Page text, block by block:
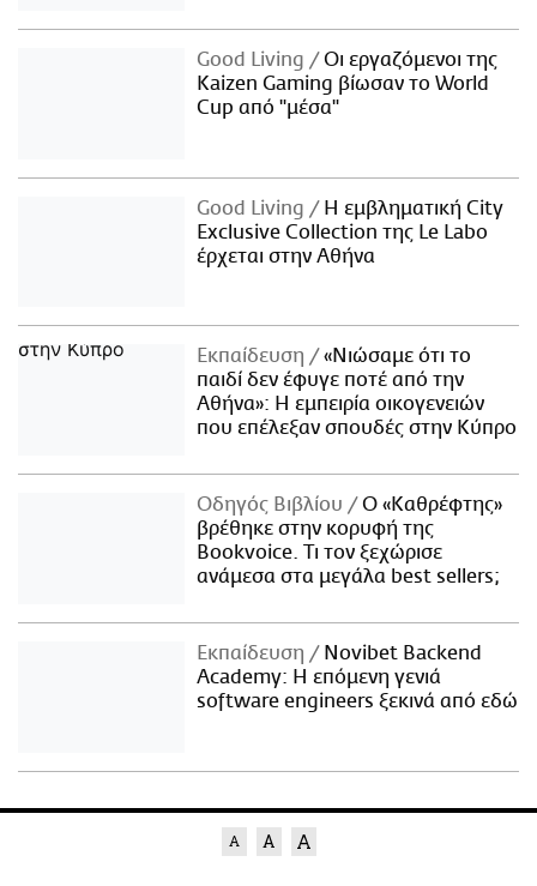
Good Living
Οι εργαζόμενοι της
Kaizen Gaming βίωσαν το World
Cup από "μέσα"
Good Living
Η εμβληματική City
Exclusive Collection της Le Labo
έρχεται στην Αθήνα
Εκπαίδευση
«Νιώσαμε ότι το
παιδί δεν έφυγε ποτέ από την
Αθήνα»: Η εμπειρία οικογενειών
που επέλεξαν σπουδές στην Κύπρο
Οδηγός Βιβλίου
Ο «Καθρέφτης»
βρέθηκε στην κορυφή της
Bookvoice. Τι τον ξεχώρισε
ανάμεσα στα μεγάλα best sellers;
Εκπαίδευση
Novibet Backend
Academy: Η επόμενη γενιά
software engineers ξεκινά από εδώ